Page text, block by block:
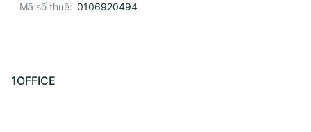
Mã số thuế: 0106920494
1OFFICE